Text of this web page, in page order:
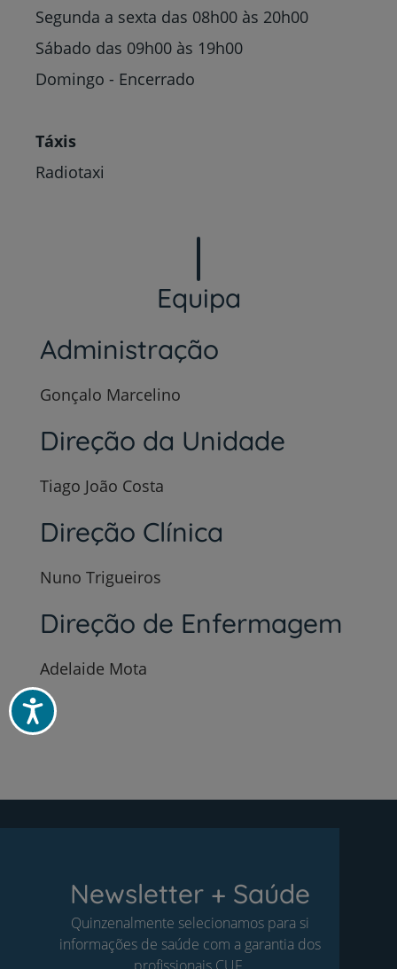
Acessibilidade
Segunda a sexta das 08h00 às 20h00
Sábado das 09h00 às 19h00
Domingo - Encerrado
Táxis
Radiotaxi
Equipa
Administração
Gonçalo Marcelino
Direção da Unidade
Tiago João Costa
Direção Clínica
Nuno Trigueiros
Direção de Enfermagem
Adelaide Mota
Newsletter + Saúde
Quinzenalmente selecionamos para si
informações de saúde com a garantia dos